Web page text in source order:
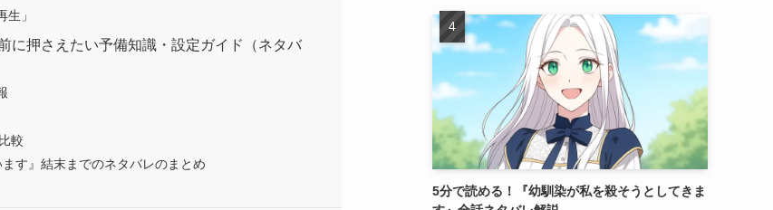
」
に押さえたい予備知識・設定ガイド（ネタバ
較
す』結末までのネタバレのまとめ
5分で読める！『幼馴染が私を殺そうとしてきま